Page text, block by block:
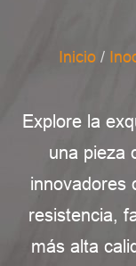
Inicio /
Explore la
una pieza
innovadores
resistencia,
más alta